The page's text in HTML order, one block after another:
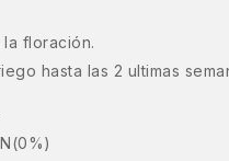
floración.
hasta las 2 ultimas